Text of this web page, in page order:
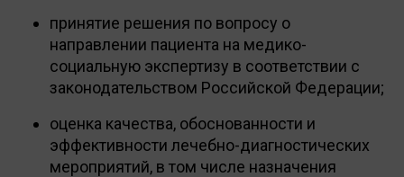
принятие решения по вопросу о
направлении пациента на медико-
социальную экспертизу в соответствии с
законодательством Российской Федерации;
оценка качества, обоснованности и
эффективности лечебно-диагностических
мероприятий, в том числе назначения